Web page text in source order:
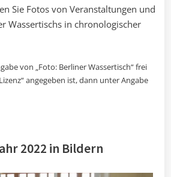
Sie Fotos von Veranstaltungen und
Wassertischs in chronologischer
von „Foto: Berliner Wassertisch“ frei
angegeben ist, dann unter Angabe
2022 in Bildern